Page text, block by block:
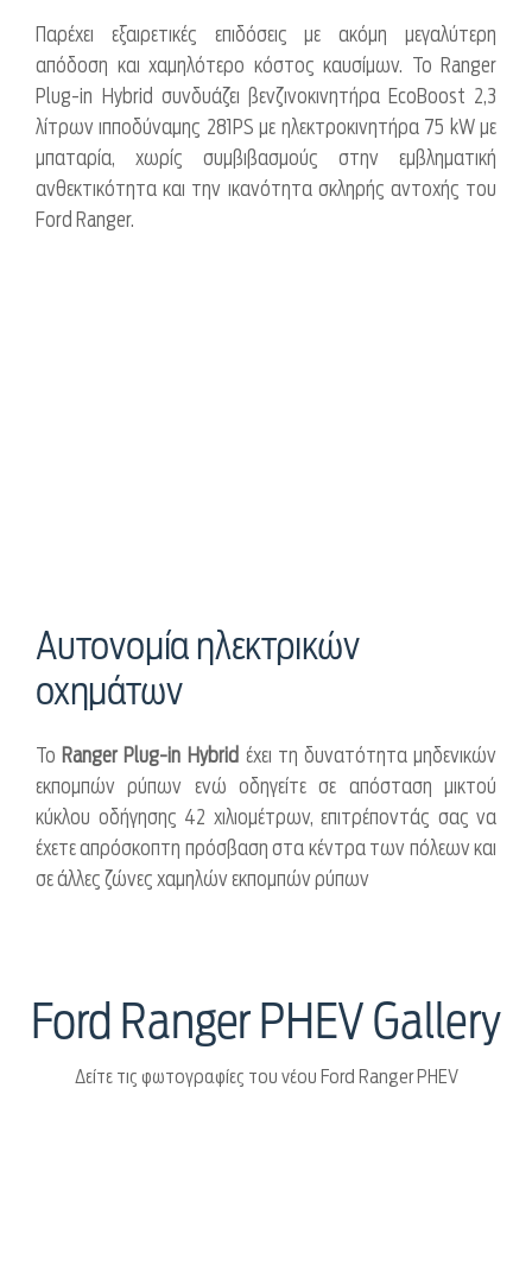
Παρέχει εξαιρετικές επιδόσεις με ακόμη μεγαλύτερη
απόδοση και χαμηλότερο κόστος καυσίμων. Το Ranger
Plug-in Hybrid συνδυάζει βενζινοκινητήρα EcoBoost 2,3
λίτρων ιπποδύναμης 281PS με ηλεκτροκινητήρα 75 kW με
μπαταρία, χωρίς συμβιβασμούς στην εμβληματική
ανθεκτικότητα και την ικανότητα σκληρής αντοχής του
Ford Ranger.
Αυτονομία ηλεκτρικών
οχημάτων
Το Ranger Plug-in Hybrid έχει τη δυνατότητα μηδενικών
εκπομπών ρύπων ενώ οδηγείτε σε απόσταση μικτού
κύκλου οδήγησης 42 χιλιομέτρων, επιτρέποντάς σας να
έχετε απρόσκοπτη πρόσβαση στα κέντρα των πόλεων και
σε άλλες ζώνες χαμηλών εκπομπών ρύπων
Ford Ranger PHEV Gallery
Δείτε τις φωτογραφίες του νέου Ford Ranger PHEV